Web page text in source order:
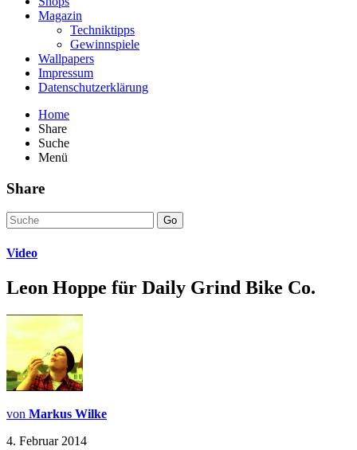
Magazin
Techniktipps
Gewinnspiele
Wallpapers
Impressum
Datenschutzerklärung
Home
Share
Suche
Menü
Share
Go
Video
Leon Hoppe für Daily Grind Bike Co.
von Markus Wilke
4. Februar 2014